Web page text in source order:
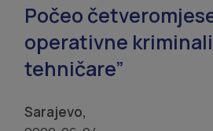
Počeo
operativne
tehničare”
Sarajevo,